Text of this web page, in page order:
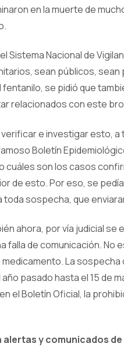
en la muerte de
Sistema Nacional de
sean públicos,
se pidió que
relacionados con este
e investigar esto,
Boletín
cuáles son los casos
de esto. Por eso, se
sospecha, que
ahora, por vía judicial se
falla de comunicación.
La
pasado hasta el 15 de
el Boletín Oficial, la
y comunicados de